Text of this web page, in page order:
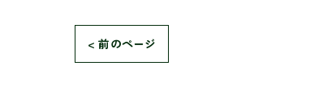
< 前のページ